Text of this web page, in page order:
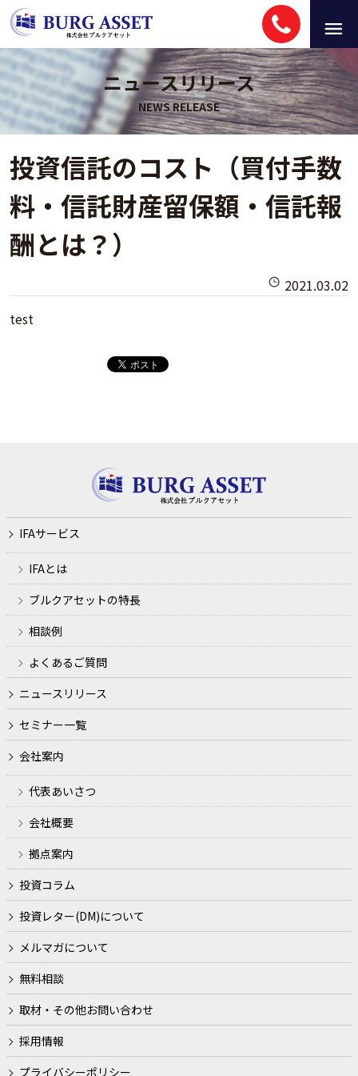
ニュースリリース
投資信託のコスト（買付手数
料・信託財産留保額・信託報
酬とは？）
2021.03.02
test
IFAサービス
IFAとは
ブルクアセットの特長
相談例
よくあるご質問
ニュースリリース
セミナー一覧
会社案内
代表あいさつ
会社概要
拠点案内
投資コラム
投資レター(DM)について
メルマガについて
無料相談
取材・その他お問い合わせ
採用情報
プライバシーポリシー